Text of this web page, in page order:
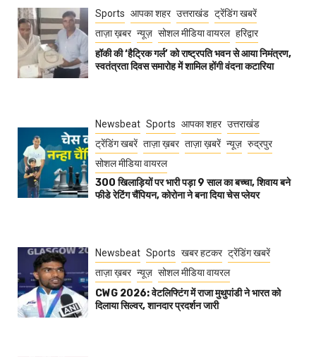
Sports आपका शहर उत्तराखंड ट्रेंडिंग खबरें
ताज़ा ख़बर न्यूज़ सोशल मीडिया वायरल हरिद्वार
हॉकी की ‘हैट्रिक गर्ल’ को राष्ट्रपति भवन से आया निमंत्रण,
स्वतंत्रता दिवस समारोह में शामिल होंगी वंदना कटारिया
Newsbeat Sports आपका शहर उत्तराखंड
ट्रेंडिंग खबरें ताज़ा ख़बर ताज़ा ख़बरें न्यूज़ रुद्रपुर
सोशल मीडिया वायरल
300 खिलाड़ियों पर भारी पड़ा 9 साल का बच्चा, शिवाय बने
फीडे रेटिंग चैंपियन, कोरोना ने बना दिया चेस प्लेयर
Newsbeat Sports खबर हटकर ट्रेंडिंग खबरें
ताज़ा ख़बर न्यूज़ सोशल मीडिया वायरल
CWG 2026: वेटलिफ्टिंग में राजा मुथुपांडी ने भारत को
दिलाया सिल्वर, शानदार प्रदर्शन जारी